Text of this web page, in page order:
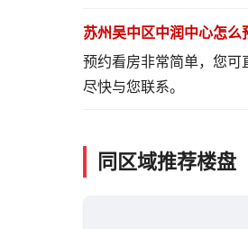
苏州吴中区中润中心怎么
预约看房非常简单，您可
尽快与您联系。
同区域推荐楼盘